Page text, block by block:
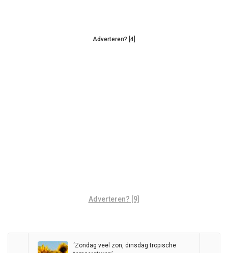
Adverteren? [4]
Adverteren? [9]
‘Zondag veel zon, dinsdag tropische